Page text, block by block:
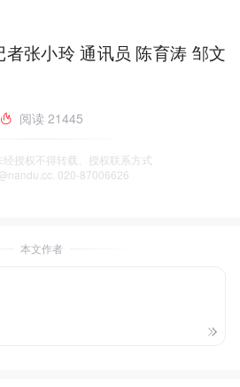
张小玲 通讯员 陈育涛 邹文
阅读 21445
授权不得转载、授权联系方式
020-87006626
本文作者